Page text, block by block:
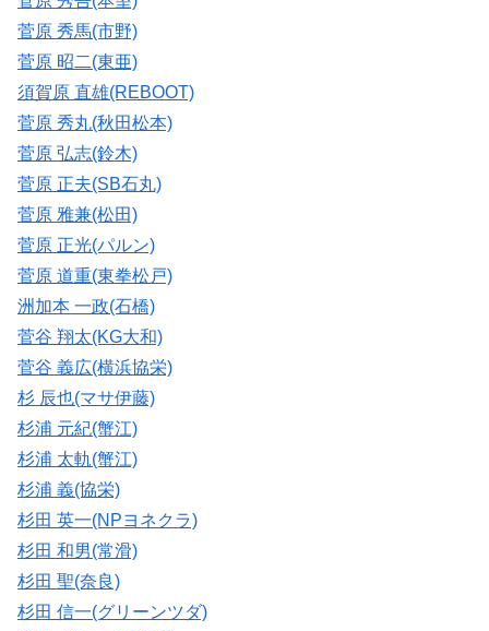
菅原 秀馬(市野)
菅原 昭二(東亜)
須賀原 直雄(REBOOT)
菅原 秀丸(秋田松本)
菅原 弘志(鈴木)
菅原 正夫(SB石丸)
菅原 雅兼(松田)
菅原 正光(パルン)
菅原 道重(東拳松戸)
洲加本 一政(石橋)
菅谷 翔太(KG大和)
菅谷 義広(横浜協栄)
杉 辰也(マサ伊藤)
杉浦 元紀(蟹江)
杉浦 太軌(蟹江)
杉浦 義(協栄)
杉田 英一(NPヨネクラ)
杉田 和男(常滑)
杉田 聖(奈良)
杉田 信一(グリーンツダ)